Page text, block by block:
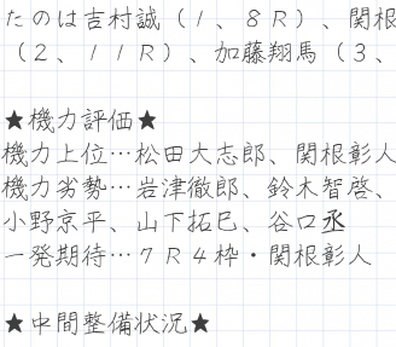
たのは吉村誠（１、８Ｒ）、関
（２、１１Ｒ）、加藤翔馬（３
★機力評価★
機力上位…松田大志郎、関根彰
機力劣勢…岩津徹郎、鈴木智啓
小野京平、山下拓巳、谷口丞
一発期待…７Ｒ４枠・関根彰人
★中間整備状況★